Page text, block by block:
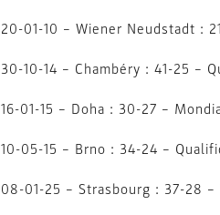
20-01-10 – Wiener Neudstadt
30-10-14 – Chambéry : 41-25 –
16-01-15 – Doha : 30-27 –
10-05-15 – Brno : 34-24 –
08-01-25 – Strasbourg : 37-28